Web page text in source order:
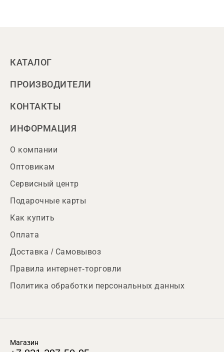
КАТАЛОГ
ПРОИЗВОДИТЕЛИ
КОНТАКТЫ
ИНФОРМАЦИЯ
О компании
Оптовикам
Сервисный центр
Подарочные карты
Как купить
Оплата
Доставка / Самовывоз
Правила интернет-торговли
Политика обработки персональных данных
Магазин